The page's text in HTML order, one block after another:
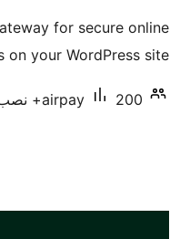
for secure online
on your WordPress site.
airpay 200+ نصب فعال